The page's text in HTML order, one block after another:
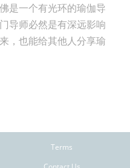
是一个有光环的瑜伽导
导师必然是有深远影响
，也能给其他人分享瑜
Terms